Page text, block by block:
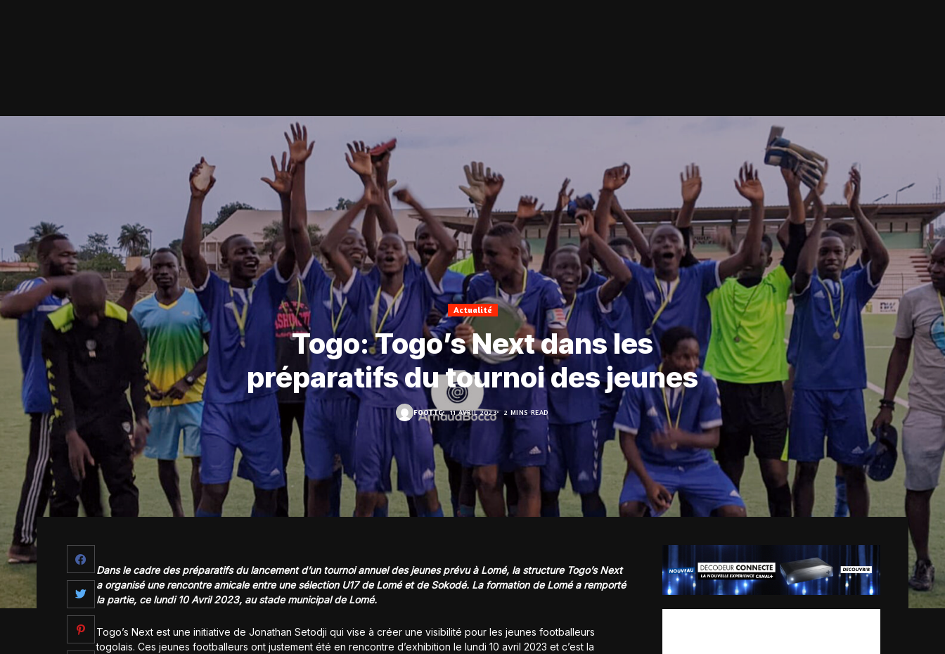
Actualité
Togo: Togo’s Next dans les
préparatifs du tournoi des jeunes
FOOT.TG 11 AVRIL 2023 2 MINS READ
Dans le cadre des préparatifs du lancement d’un tournoi annuel des jeunes prévu à Lomé, la structure Togo’s Next
a organisé une rencontre amicale entre une sélection U17 de Lomé et de Sokodé. La formation de Lomé a remporté
la partie, ce lundi 10 Avril 2023, au stade municipal de Lomé.
Togo’s Next est une initiative de Jonathan Setodji qui vise à créer une visibilité pour les jeunes footballeurs
togolais. Ces jeunes footballeurs ont justement été en rencontre d’exhibition le lundi 10 avril 2023 et c’est la